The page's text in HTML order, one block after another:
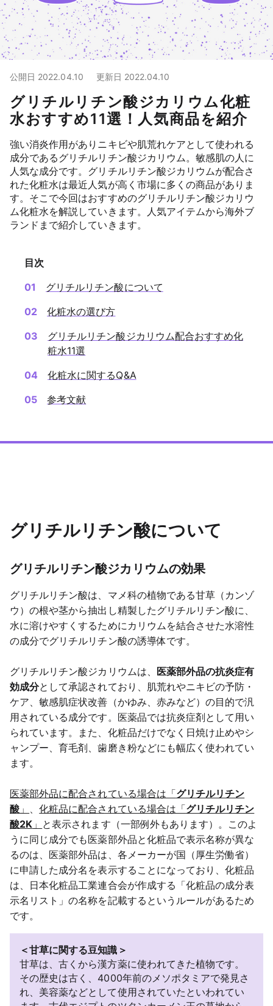
公開日 2022.04.10 更新日 2022.04.10
グリチルリチン酸ジカリウム化粧
水おすすめ11選！人気商品を紹介
強い消炎作用がありニキビや肌荒れケアとして使われる
成分であるグリチルリチン酸ジカリウム。敏感肌の人に
人気な成分です。グリチルリチン酸ジカリウムが配合さ
れた化粧水は最近人気が高く市場に多くの商品がありま
す。そこで今回はおすすめのグリチルリチン酸ジカリウ
ム化粧水を解説していきます。人気アイテムから海外ブ
ランドまで紹介していきます。
目次
グリチルリチン酸について
化粧水の選び方
グリチルリチン酸ジカリウム配合おすすめ化
粧水11選
化粧水に関するQ&A
参考文献
グリチルリチン酸について
グリチルリチン酸ジカリウムの効果
グリチルリチン酸は、マメ科の植物である甘草（カンゾ
ウ）の根や茎から抽出し精製したグリチルリチン酸に、
水に溶けやすくするためにカリウムを結合させた水溶性
の成分でグリチルリチン酸の誘導体です。
グリチルリチン酸ジカリウムは、
医薬部外品の抗炎症有
効成分として承認されており、肌荒れやニキビの予防・
ケア、敏感肌症状改善（かゆみ、赤みなど）の目的で汎
用されている成分です。医薬品では抗炎症剤として用い
られています。また、化粧品だけでなく日焼け止めやシ
ャンプー、育毛剤、歯磨き粉などにも幅広く使われてい
ます。
医薬部外品に配合されている場合は「グリチルリチン
酸 」 、化粧品に配合されている場合は「グリチルリチン
酸2K 」 と表示されます（一部例外もあります）。このよ
うに同じ成分でも医薬部外品と化粧品で表示名称が異な
るのは、医薬部外品は、各メーカーが国（厚生労働省）
に申請した成分名を表示することになっており、化粧品
は、日本化粧品工業連合会が作成する「化粧品の成分表
示名リスト」の名称を記載するというルールがあるため
です。
＜甘草に関する豆知識＞
甘草は、古くから漢方薬に使われてきた植物です。
その歴史は古く、4000年前のメソポタミアで発見さ
れ、美容薬などとして使用されていたといわれてい